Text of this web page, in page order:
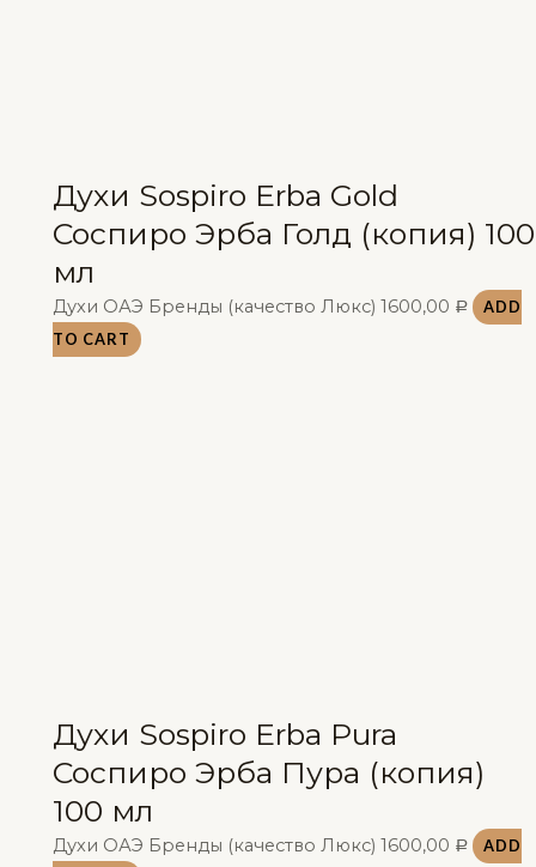
Духи Sospiro Erba Gold
Соспиро Эрба Голд (копия) 100
мл
Духи ОАЭ Бренды (качество Люкс) 1600,00 Р
ADD
TO CART
Духи Sospiro Erba Pura
Соспиро Эрба Пура (копия)
100 мл
Духи ОАЭ Бренды (качество Люкс) 1600,00 Р
ADD